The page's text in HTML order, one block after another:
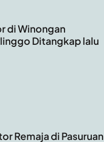
di Winongan
Ditangkap lalu
Remaja di Pasuruan